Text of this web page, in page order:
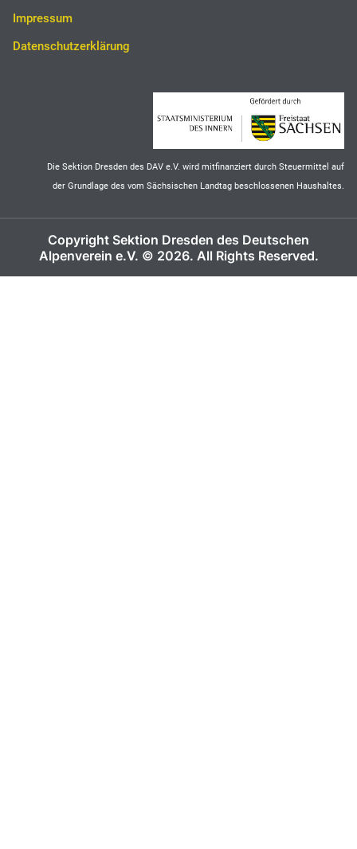
Impressum
Datenschutzerklärung
Die Sektion Dresden des DAV e.V. wird mitfinanziert durch Steuermittel auf
der Grundlage des vom Sächsischen Landtag beschlossenen Haushaltes.
Copyright Sektion Dresden des Deutschen
Alpenverein e.V. © 2026. All Rights Reserved.